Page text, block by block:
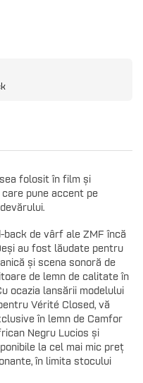
folosit în film și
pune accent pe
de vârf ale ZMF încă
au fost lăudate pentru
și scena sonoră de
de lemn de calitate în
ocazia lansării modelului
Vérité Closed, vă
în lemn de Camfor
Negru Lucios și
la cel mai mic preț
în limita stocului